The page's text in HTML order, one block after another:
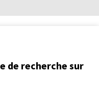
de recherche sur